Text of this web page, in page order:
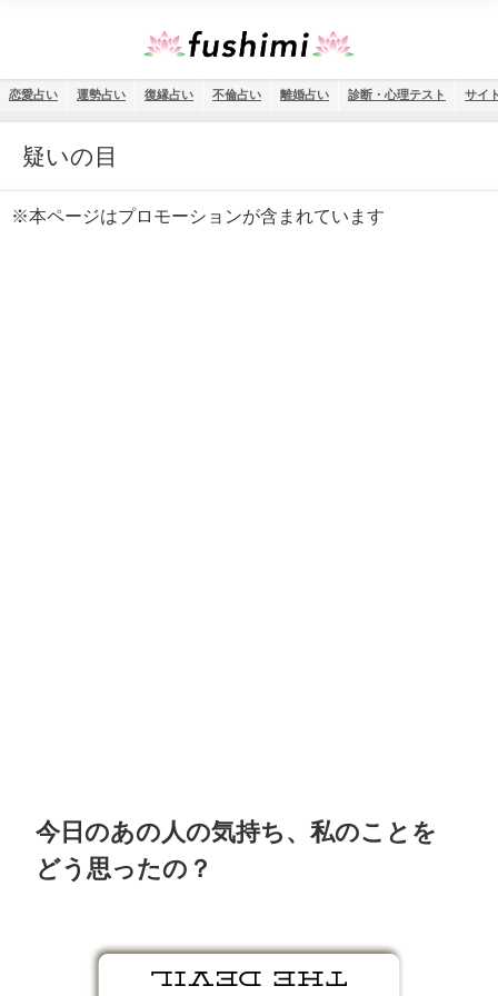
恋愛占い 運勢占い 復縁占い 不倫占い 離婚占い 診断・心理テスト サイ
疑いの目
※本ページはプロモーションが含まれています
今日のあの人の気持ち、私のことを
どう思ったの？